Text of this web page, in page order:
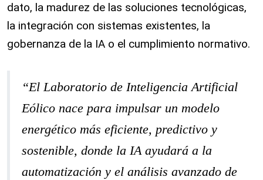
dato, la madurez de las soluciones tecnológicas,
la integración con sistemas existentes, la
gobernanza de la IA o el cumplimiento normativo.
“El Laboratorio de Inteligencia Artificial
Eólico nace para impulsar un modelo
energético más eficiente, predictivo y
sostenible, donde la IA ayudará a la
automatización y el análisis avanzado de